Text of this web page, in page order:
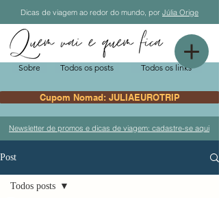
Sobre Todos os posts Todos os links
Cupom Nomad: JULIAEUROTRIP
Dicas de viagem ao redor do mundo, por Júlia Orige
Newsletter de promos e dicas de viagem: cadastre-se aqui
Post
Todos posts